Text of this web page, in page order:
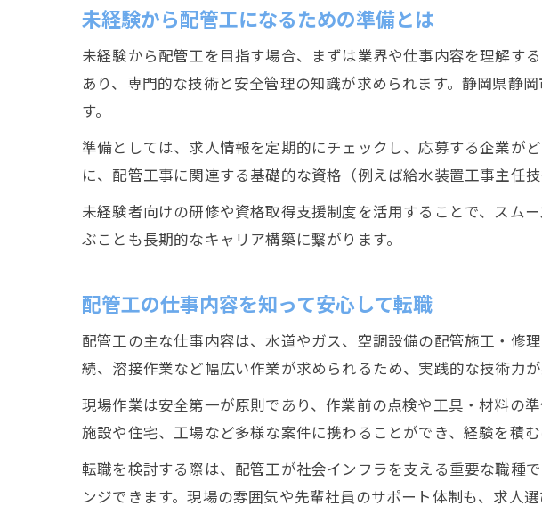
未経験から配管工になるための準備とは
未経験から配管工を目指す場合、まずは業界や仕事内容を理解す
あり、専門的な技術と安全管理の知識が求められます。静岡県静
す。
準備としては、求人情報を定期的にチェックし、応募する企業が
に、配管工事に関連する基礎的な資格（例えば給水装置工事主任
未経験者向けの研修や資格取得支援制度を活用することで、スム
ぶことも長期的なキャリア構築に繋がります。
配管工の仕事内容を知って安心して転職
配管工の主な仕事内容は、水道やガス、空調設備の配管施工・修
続、溶接作業など幅広い作業が求められるため、実践的な技術力が
現場作業は安全第一が原則であり、作業前の点検や工具・材料の
施設や住宅、工場など多様な案件に携わることができ、経験を積
転職を検討する際は、配管工が社会インフラを支える重要な職種
ンジできます。現場の雰囲気や先輩社員のサポート体制も、求人